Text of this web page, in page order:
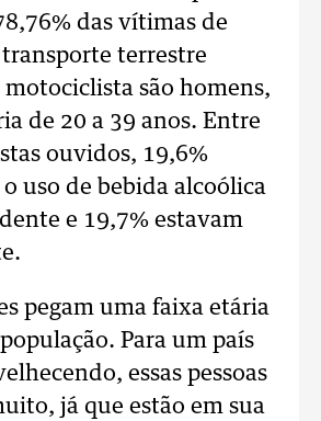
das vítimas de
terrestre
são homens,
de 20 a 39 anos. Entre
ouvidos, 19,6%
uso de bebida alcoólica
e 19,7% estavam
pegam uma faixa etária
Para um país
essas pessoas
já que estão em sua